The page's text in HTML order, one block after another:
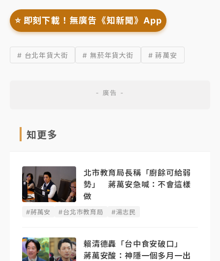
⭐️ 即刻下載！無廣告《知新聞》App
# 台北年貨大街 # 無菸年貨大街 # 蔣萬安
知更多
北市教育局長稱「廚餘可給弱
勢」 蔣萬安急喊：不會這樣
做
#蔣萬安 #台北市教育局 #湯志民
賴清德轟「台中食安破口」
蔣萬安酸：神隱一個多月一出